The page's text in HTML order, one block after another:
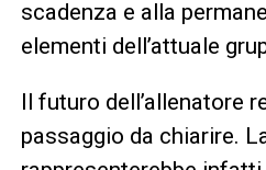
scadenza e alla
elementi dell’attuale
Il futuro dell’allenatore
passaggio da chiarire.